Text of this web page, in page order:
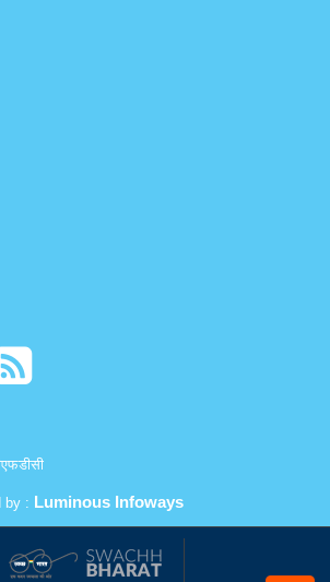
by : Luminous Infoways